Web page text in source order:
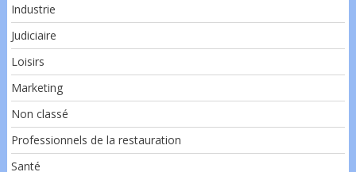
Industrie
Judiciaire
Loisirs
Marketing
Non classé
Professionnels de la restauration
Santé